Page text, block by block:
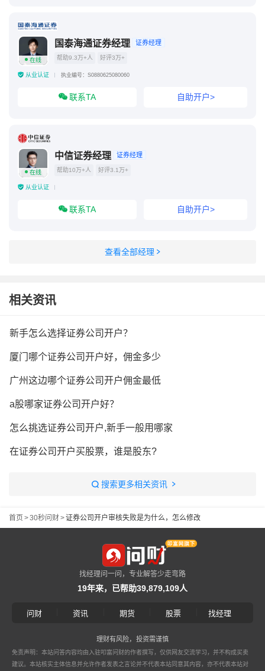
在线
国泰海通证券经理 证券经理
帮助9.3万+人 好评3万+
从业认证 执业编号：S0880625080060
联系TA 自助开户>
在线
中信证券经理 证券经理
帮助10万+人 好评3.1万+
从业认证
联系TA 自助开户>
查看全部经理
相关资讯
新手怎么选择证券公司开户？
厦门哪个证券公司开户好，佣金多少
广州这边哪个证券公司开户佣金最低
a股哪家证券公司开户好？
怎么挑选证券公司开户,新手一般用哪家
在证券公司开户买股票，谁是股东?
搜索更多相关资讯
首页 >30秒问财>证券公司开户审核失败是为什么，怎么修改
找经理问一问，专业解答少走弯路
19年来，已帮助39,879,109人
问财 资讯 期货 股票 找经理
理财有风险，投资需谨慎
免责声明：本站问答内容均由入驻叩富问财的作者撰写，仅供网友交流学习，并不构成买卖
建议。本站核实主体信息并允许作者发表之言论并不代表本站同意其内容，亦不代表本站对